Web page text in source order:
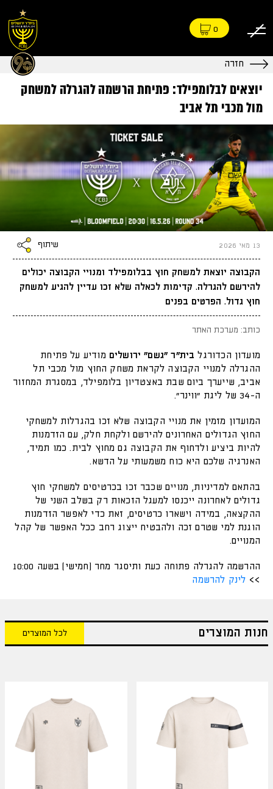
0
חזרה
יוצאים לבלומפילד: פתיחת הרשמה להגרלה למשחק
מול מכבי תל אביב
13 מאי 2026 שיתוף
הקבוצה יוצאת למשחק חוץ בבלומפילד ומנויי הקבוצה יכולים
להירשם להגרלה. קדימות לכאלה שלא זכו עדיין להגיע למשחק
חוץ גדול. הפרטים בפנים
כותב: מערכת האתר
מועדון הכדורגל בית"ר "גשם" ירושלים מודיע על פתיחת
ההגרלה למנויי הקבוצה לקראת משחק החוץ מול מכבי תל
אביב, שייערך ביום שבת באצטדיון בלומפילד, במסגרת המחזור
ה-34 של ליגת "ווינר".
המועדון מזמין את מנויי הקבוצה שלא זכו בהגרלות למשחקי
החוץ הגדולים האחרונים להירשם ולקחת חלק, עם הזדמנות
להיות ביציע ולדחוף את הקבוצה גם מחוץ לבית. כמו תמיד,
האנרגיה שלכם היא כוח משמעותי על הדשא.
בהתאם למדיניות, מנויים שכבר זכו בכרטיסים למשחקי חוץ
גדולים לאחרונה ייכנסו למעגל הזכאות רק בשלב השני של
ההקצאה, במידה וישארו כרטיסים, זאת כדי לאפשר הזדמנות
הוגנת למי שטרם זכה ולהבטיח ייצוג רחב ככל האפשר של קהל
המנויים.
ההרשמה להגרלה פתוחה כעת ותיסגר מחר (חמישי) בשעה 10:00
>> לינק להרשמה
חנות המוצרים לכל המוצרים